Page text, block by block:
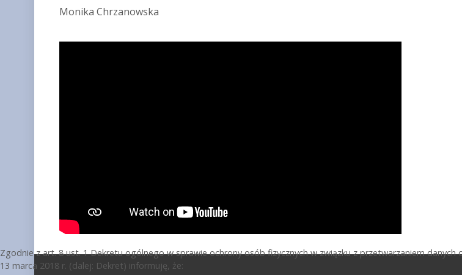
Monika Chrzanowska
Zgodnie z art. 8 ust. 1 Dekretu ogólnego w sprawie ochrony osób fizycznych w związku z przetwarzaniem
13 marca 2018 r. (dalej: Dekret) informuję, że: